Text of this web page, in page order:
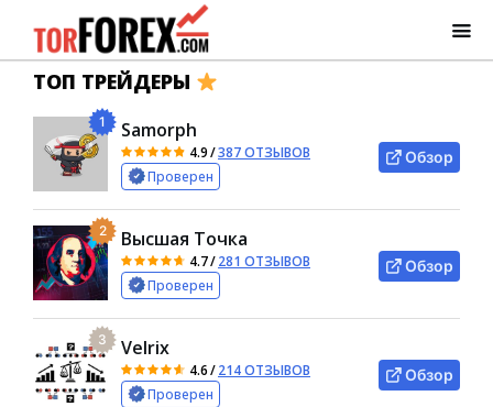
ТОП ТРЕЙДЕРЫ
1 Samorph
4.9/387 ОТЗЫВОВ
Проверен
Обзор
2 Высшая Точка
4.7/281 ОТЗЫВОВ
Проверен
Обзор
3 Velrix
4.6/214 ОТЗЫВОВ
Проверен
Обзор